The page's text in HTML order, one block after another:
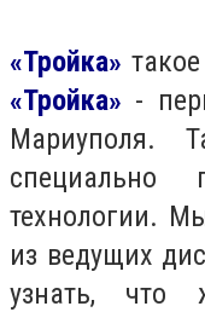
«Тройка»
«Тройка» -
Мариуполя.
специально
технологии.
из ведущих
узнать, что